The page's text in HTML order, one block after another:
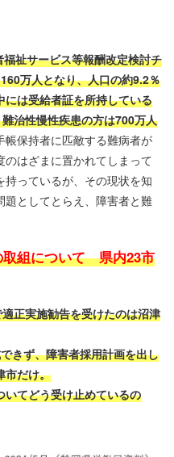
祉サービス等報酬改定検討チ
万人となり、人口の約9.2％
は受給者証を所持している
治性慢性疾患の方は700万人
帳保持者に匹敵する難病者が
はざまに置かれてしまって
っているが、その現状を知
としてとらえ、障害者と難
取組について 県内23市
正実施勧告を受けたのは沼津
きず、障害者採用計画を出し
市だけ。
てどう受け止めているの